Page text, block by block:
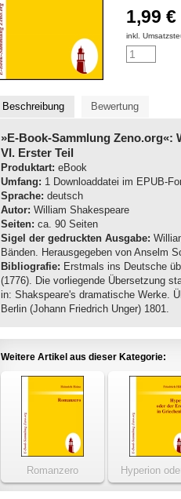
1,99 €
inkl.
Beschreibung Bewertung
»E-Book-Sammlung Zeno.org«:
VI. Erster Teil
Produktart: eBook
Umfang: 1 Downloaddatei im EPUB-
Sprache: deutsch
Autor: William Shakespeare
Seiten: ca. 90 Seiten
Sigel der gedruckten Ausgabe:
Bänden. Herausgegeben von Anselm
Bibliografie: Erstmals ins Deutsche
(1776). Die vorliegende Übersetzung
in: Shakspeare's dramatische Werke.
Berlin (Johann Friedrich Unger) 1801.
Weitere Artikel aus dieser Kategorie:
Romanzero
Hyperion
Eremit in